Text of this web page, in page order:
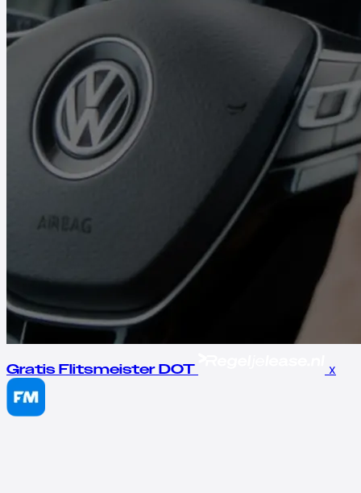
Gratis Flitsmeister DOT x